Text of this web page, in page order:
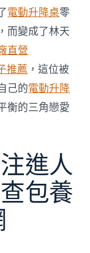
電動升降桌零
而變成了林天
直營
推薦 ，這位被
己的電動升降
衡的三角戀愛
進人
包養